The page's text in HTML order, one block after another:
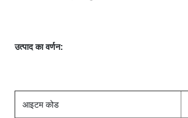
उत्पाद का वर्णन:
आइटम कोड